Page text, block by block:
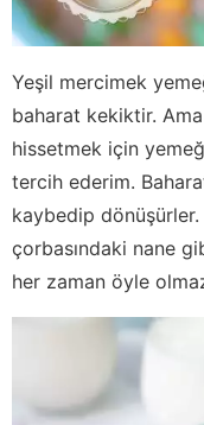
Yeşil mercimek
baharat kekiktir.
hissetmek için
tercih ederim.
kaybedip
çorbasındaki nane
her zaman öyle